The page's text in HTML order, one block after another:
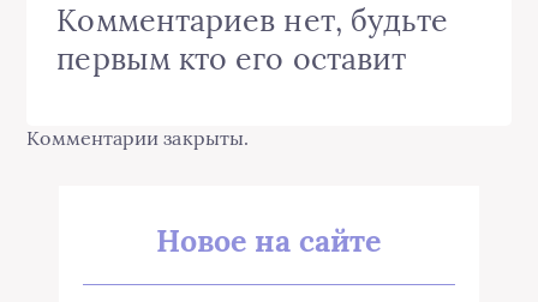
Комментариев нет, будьте
первым кто его оставит
Комментарии закрыты.
Новое на сайте